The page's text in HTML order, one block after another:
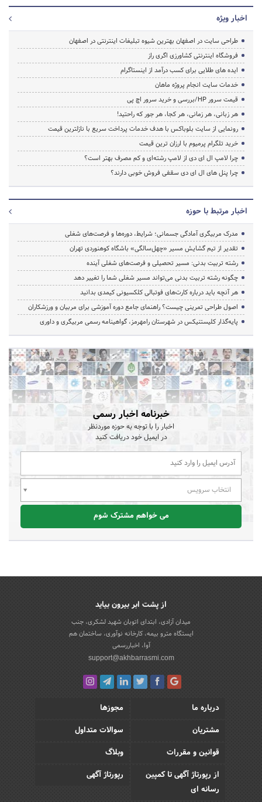
اخبار ویژه
طراحی سایت در اصفهان بهترین شیوه تبلیغات اینترنتی در اصفهان
فروشگاه اینترنتی کشاورزی اگری راز
ایده های طلایی برای کسب درآمد از اینستاگرام
خدمات سایت انجام پروژه ماهان
قیمت سرور HP/بررسی و خرید سرور اچ پی
هر زبانی، هر زمانی، هر کجا، هر جور که راحتید!
رونمایی از سایت بلوباکس با هدف خدمات پرداخت سریع با نازلترین قیمت
خرید تلگرام پرمیوم با ارزان ترین قیمت
چرا لامپ ال ای دی از لامپ رشته‌ای و کم مصرف بهتر است؟
چرا پنل های ال ای دی سقفی فروش خوبی دارند؟
اخبار مرتبط با حوزه
مدرک مربیگری آمادگی جسمانی؛ شرایط، دوره‌ها و فرصت‌های شغلی
تقدیر از تیم گشایش مسیر «چهل‌سالگی» باشگاه کوهنوردی تهران
رشته تربیت بدنی: مسیر تحصیلی و فرصت‌های شغلی آینده
چگونه رشته تربیت بدنی می‌تواند مسیر شغلی شما را تغییر دهد
هر آنچه باید درباره کارت‌های فوتبالی کلکسیونی کیمدی بدانید
اصول طراحی تمرینی چیست؟ راهنمای جامع دوره آموزشی برای مربیان و ورزشکاران
پایه‌گذار کلیستنیکس در شهرستان رامهرمز، گواهینامه رسمی مربیگری و داوری
خبرنامه اخبار رسمی
اخبار را با توجه به حوزه موردنظر
در ایمیل خود دریافت کنید
انتخاب سرویس
می خواهم مشترک شوم
از پشت ابر بیرون بیاید
میدان آزادی، ابتدای اتوبان شهید لشکری، جنب
ایستگاه مترو بیمه، کارخانه نوآوری، ساختمان هم
آوا، اخباررسمی
support@akhbarrasmi.com
درباره ما
مجوزها
مشتریان
سوالات متداول
قوانین و مقررات
وبلاگ
از رپورتاژ آگهی تا کمپین
رسانه ای
رپورتاژ آگهی